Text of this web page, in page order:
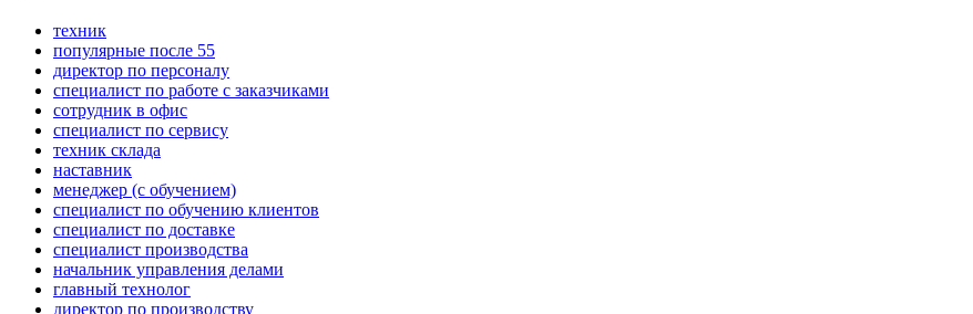
техник
популярные после 55
директор по персоналу
специалист по работе с заказчиками
сотрудник в офис
специалист по сервису
техник склада
наставник
менеджер (с обучением)
специалист по обучению клиентов
специалист по доставке
специалист производства
начальник управления делами
главный технолог
директор по производству